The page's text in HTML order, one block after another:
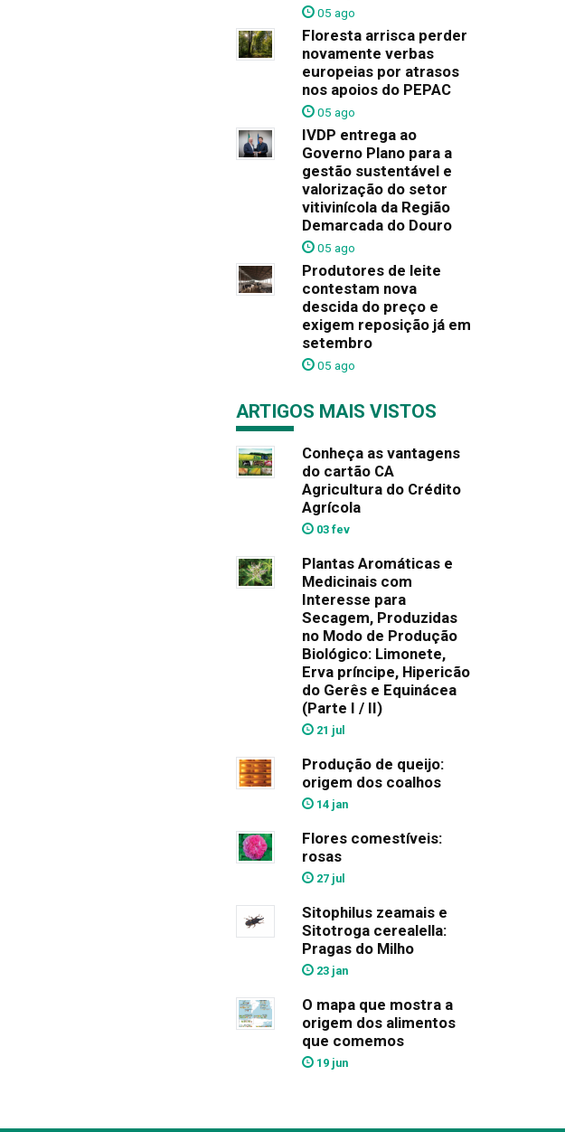
05 ago
Floresta arrisca perder
novamente verbas
europeias por atrasos
nos apoios do PEPAC
05 ago
IVDP entrega ao
Governo Plano para a
gestão sustentável e
valorização do setor
vitivinícola da Região
Demarcada do Douro
05 ago
Produtores de leite
contestam nova
descida do preço e
exigem reposição já em
setembro
05 ago
ARTIGOS MAIS VISTOS
Conheça as vantagens
do cartão CA
Agricultura do Crédito
Agrícola
03 fev
Plantas Aromáticas e
Medicinais com
Interesse para
Secagem, Produzidas
no Modo de Produção
Biológico: Limonete,
Erva príncipe, Hipericão
do Gerês e Equinácea
(Parte I / II)
21 jul
Produção de queijo:
origem dos coalhos
14 jan
Flores comestíveis:
rosas
27 jul
Sitophilus zeamais e
Sitotroga cerealella:
Pragas do Milho
23 jan
O mapa que mostra a
origem dos alimentos
que comemos
19 jun